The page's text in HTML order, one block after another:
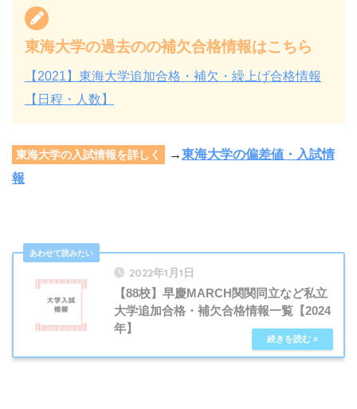
東海大学の過去のの補欠合格情報はこちら
【2021】東海大学追加合格・補欠・繰上げ合格情報
【日程・人数】
東海大学の入試情報を詳しく →東海大学の偏差値・入試情
報
2022年1月1日
【88校】早慶MARCH関関同立など私立
大学追加合格・補欠合格情報一覧【2024
年】